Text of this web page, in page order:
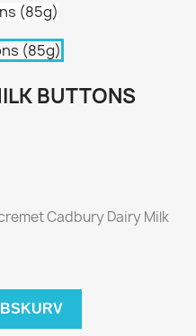
BUTTONS
Cadbury Dairy Milk